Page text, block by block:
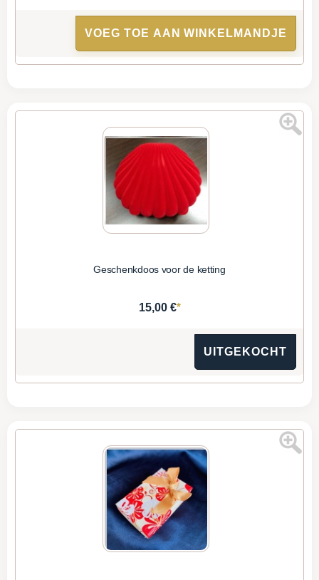
VOEG TOE AAN WINKELMANDJE
Geschenkdoos voor de ketting
15,00 €*
UITGEKOCHT